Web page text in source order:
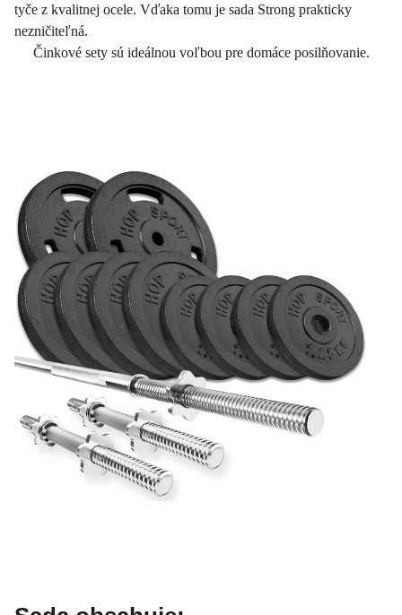
tyče z kvalitnej ocele. Vďaka tomu je sada Strong prakticky
nezničiteľná.
Činkové sety sú ideálnou voľbou pre domáce posilňovanie.